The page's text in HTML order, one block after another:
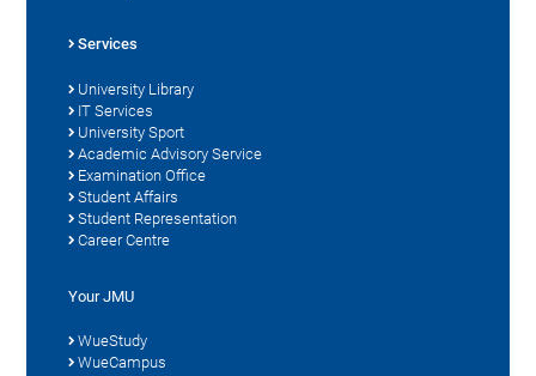
Services
University Library
IT Services
University Sport
Academic Advisory Service
Examination Office
Student Affairs
Student Representation
Career Centre
Your JMU
WueStudy
WueCampus